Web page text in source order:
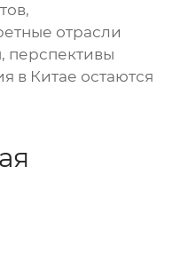
отрасли
перспективы
в Китае остаются